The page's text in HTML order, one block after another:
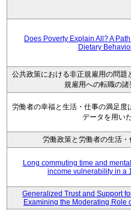
Does Poverty Explain All? A
Dietary
公共政策における非正規雇用の問題
規雇用への転職の
労働者の幸福と生活・仕事の満足度
データを用い
労働政策と労働者の生活
Long commuting time and
income vulnerability in a
Generalized Trust and Support
Examining the Moderating Role